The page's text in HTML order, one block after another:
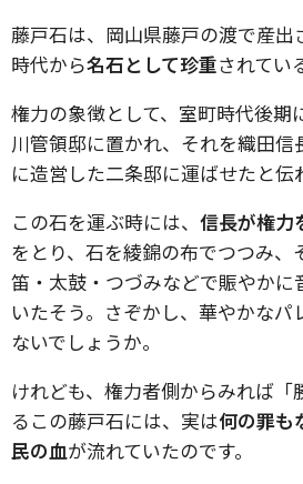
藤戸石は、岡山県藤戸の渡で産
時代から名石として珍重されてい
権力の象徴として、室町時代後期
川管領邸に置かれ、それを織田
に造営した二条邸に運ばせたと伝
この石を運ぶ時には、 信長が権力
をとり、石を綾錦の布でつつみ、
笛・太鼓・つづみなどで賑やかに
いたそう。さぞかし、華やかなパ
ないでしょうか。
けれども、権力者側からみれば「
るこの藤戸石には、実は何の罪も
民の血が流れていたのです。